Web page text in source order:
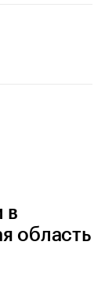
в
область